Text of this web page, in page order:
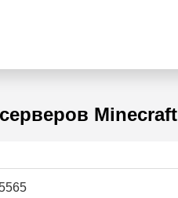
Minecraft